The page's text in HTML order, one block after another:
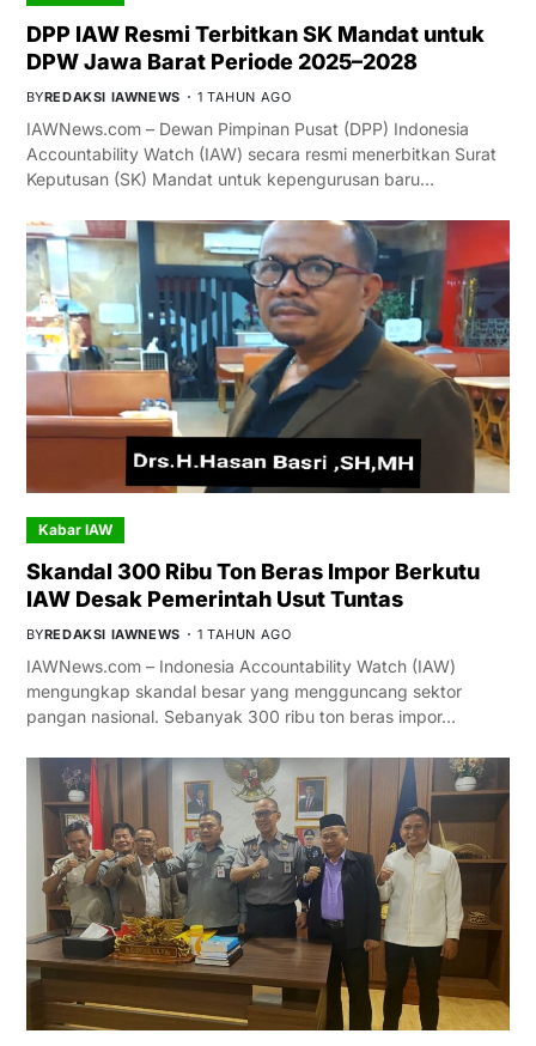
DPP IAW Resmi Terbitkan SK Mandat untuk
DPW Jawa Barat Periode 2025–2028
BYREDAKSI IAWNEWS 1 TAHUN AGO
IAWNews.com – Dewan Pimpinan Pusat (DPP) Indonesia
Accountability Watch (IAW) secara resmi menerbitkan Surat
Keputusan (SK) Mandat untuk kepengurusan baru…
Kabar IAW
Skandal 300 Ribu Ton Beras Impor Berkutu
IAW Desak Pemerintah Usut Tuntas
BYREDAKSI IAWNEWS 1 TAHUN AGO
IAWNews.com – Indonesia Accountability Watch (IAW)
mengungkap skandal besar yang mengguncang sektor
pangan nasional. Sebanyak 300 ribu ton beras impor…